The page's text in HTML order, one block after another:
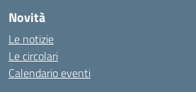
Novità
Le notizie
Le circolari
Calendario eventi